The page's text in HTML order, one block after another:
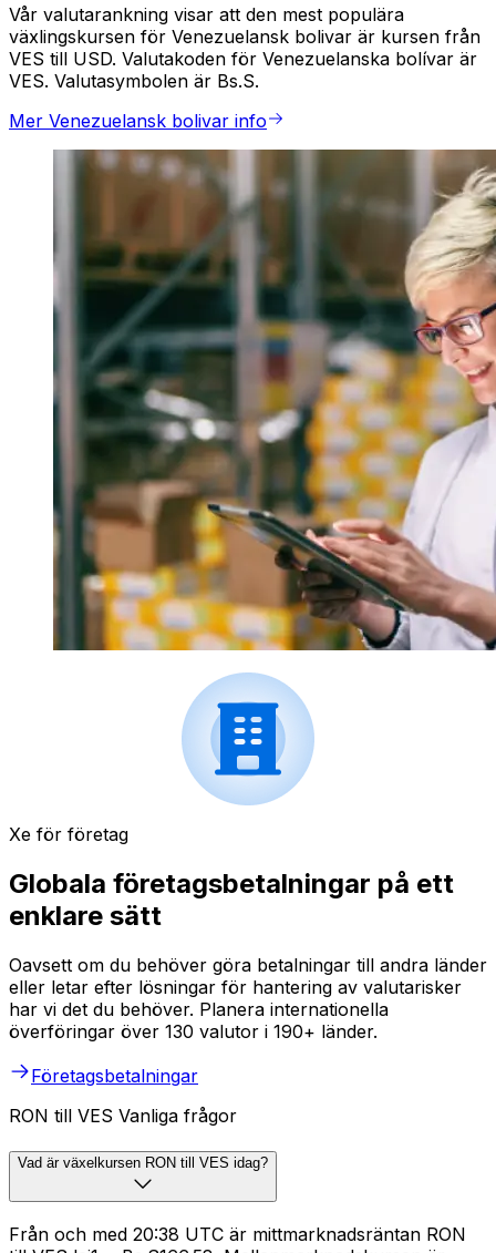
Vår valutarankning visar att den mest populära
växlingskursen för Venezuelansk bolivar är kursen från
VES till USD. Valutakoden för Venezuelanska bolívar är
VES. Valutasymbolen är Bs.S.
Mer Venezuelansk bolivar info
Xe för företag
Globala företagsbetalningar på ett
enklare sätt
Oavsett om du behöver göra betalningar till andra länder
eller letar efter lösningar för hantering av valutarisker
har vi det du behöver. Planera internationella
överföringar över 130 valutor i 190+ länder.
Företagsbetalningar
RON till VES Vanliga frågor
Vad är växelkursen RON till VES idag?
Från och med 20:38 UTC är mittmarknadsräntan RON